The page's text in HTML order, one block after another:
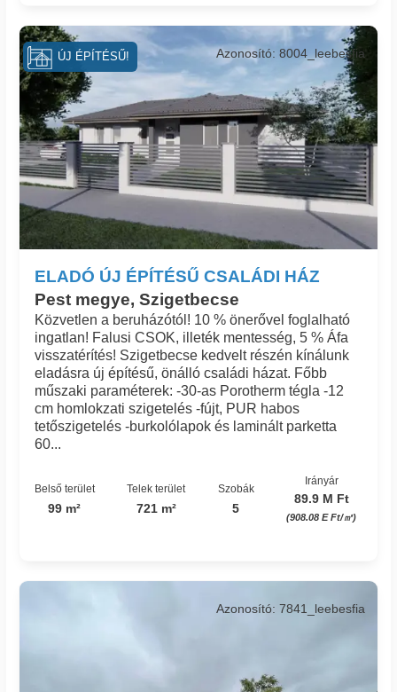
ELADÓ ÚJ ÉPÍTÉSŰ CSALÁDI HÁZ
Pest megye, Szigetbecse
Azonosító: 8004_leebesfia
Közvetlen a beruházótól! 10 % önerővel foglalható
ingatlan! Falusi CSOK, illeték mentesség, 5 % Áfa
visszatérítés! Szigetbecse kedvelt részén kínálunk
eladásra új építésű, önálló családi házat. Főbb
műszaki paraméterek: -30-as Porotherm tégla -12
cm homlokzati szigetelés -fújt, PUR habos
tetőszigetelés -burkolólapok és laminált parketta
60...
Belső terület
99 m²
Telek terület
721 m²
Szobák
5
Irányár
89.9 M Ft
(908.08 E Ft/㎡)
ÚJ ÉPÍTÉSŰ!
Azonosító: 7841_leebesfia